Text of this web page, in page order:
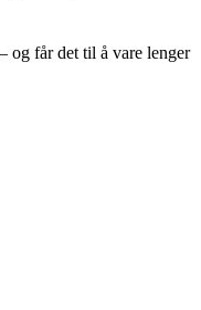
og får det til å vare lenger